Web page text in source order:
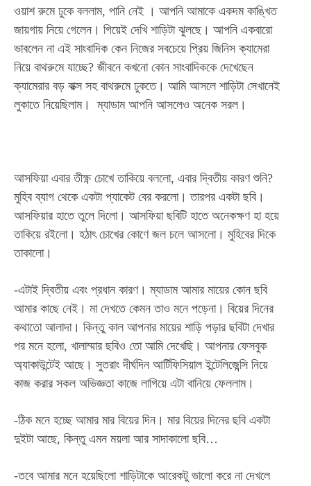
Free limited access
Free / forever
Praesent euismod ac
Ut mollis pellentesque tortor
Nullam eu erat condimentum
Donec quis est ac felis
Orci varius natoque dolor
Member full access
$100 / year
Etiam est nibh, lobortis sit
ওয়াশ রুমে ঢুকে বললাম, পানি নেই । আপনি আমাকে একদম কাঙ্খিত
জায়গায় নিয়ে গেলেন। গিয়েই দেখি শাড়িটা ঝুলছে। আপনি একবারো
ভাবলেন না এই সাংবাদিক কেন নিজের সবচেয়ে প্রিয় জিনিস ক্যামেরা
নিয়ে বাথরুমে যাচ্ছে? জীবনে কখনো কোন সাংবাদিককে দেখেছেন
ক্যামেরার বড় বাক্স সহ বাথরুমে ঢুকতে। আমি আসলে শাড়িটা সেখানেই
লুকাতে নিয়েছিলাম। ম্যাডাম আপনি আসলেও অনেক সরল।
আসফিয়া এবার তীক্ষ্ণ চোখে তাকিয়ে বললো, এবার দ্বিতীয় কারণ শুনি?
মুহিব ব্যাগ থেকে একটা প্যাকেট বের করলো। তারপর একটা ছবি।
আসফিয়ার হাতে তুলে দিলো। আসফিয়া ছবিটি হাতে অনেকক্ষণ হা হয়ে
তাকিয়ে রইলো। হঠাৎ চোখের কোণে জল চলে আসলো। মুহিবের দিকে
তাকালো।
-এটাই দ্বিতীয় এবং প্রধান কারণ। ম্যাডাম আমার মায়ের কোন ছবি
আমার কাছে নেই। মা দেখতে কেমন তাও মনে পড়েনা। বিয়ের দিনের
কথাতো আলাদা। কিন্তু কাল আপনার মায়ের শাড়ি পড়ার ছবিটা দেখার
পর মনে হলো, খালাম্মার ছবিও তো আমি দেখেছি। আপনার ফেসবুক
অ্যাকাউন্টেই আছে। সুতরাং দীর্ঘদিন আর্টিফিসিয়াল ইন্টেলিজেন্সি নিয়ে
কাজ করার সকল অভিজ্ঞতা কাজে লাগিয়ে এটা বানিয়ে ফেললাম।
-ঠিক মনে হচ্ছে আমার মার বিয়ের দিন। মার বিয়ের দিনের ছবি একটা
দুইটা আছে, কিন্তু এমন ময়লা আর সাদাকালো ছবি…
-তবে আমার মনে হয়েছিলো শাড়িটাকে আরেকটু ভালো করে না দেখলে